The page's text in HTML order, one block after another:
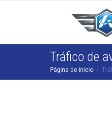
Tráfico de
Página de inicio